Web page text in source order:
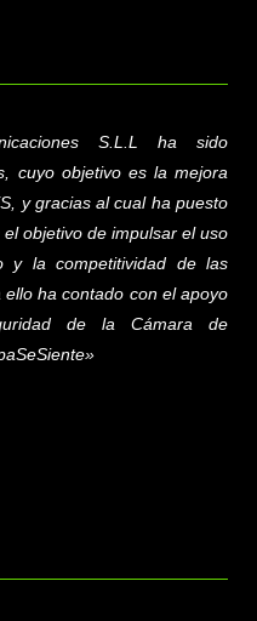
S.L.L
ha sido
cuyo objetivo es la mejora
y gracias al cual ha puesto
objetivo de impulsar el uso
y la competitividad de las
ha contado con el apoyo
de la Cámara de